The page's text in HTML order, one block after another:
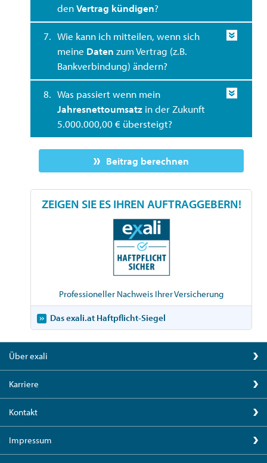
denVertrag kündigen?
7. Wie kann ich mitteilen, wenn sich
meine Daten zum Vertrag (z.B.
Bankverbindung) ändern?
8. Was passiert wenn mein
Jahresnettoumsatz in der Zukunft
5.000.000,00 € übersteigt?
Beitrag berechnen
ZEIGEN SIE ES IHREN AUFTRAGGEBERN!
Professioneller Nachweis Ihrer Versicherung
Das exali.at Haftpflicht-Siegel
Über exali
Karriere
Kontakt
Impressum